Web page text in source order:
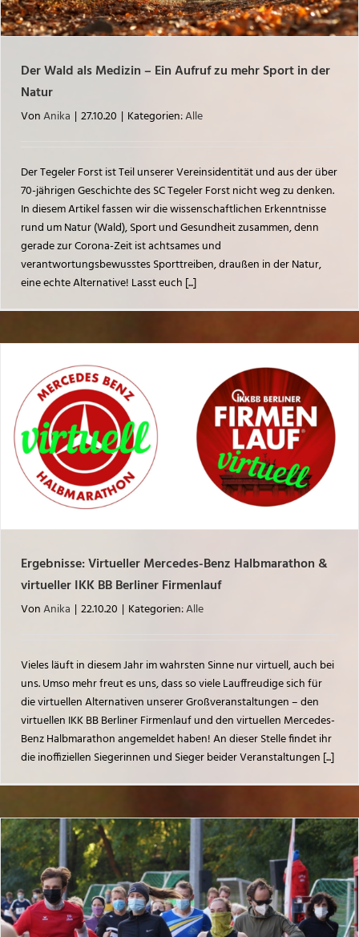
Der Wald als Medizin – Ein Aufruf zu mehr Sport in der
Natur
VonAnika | 27.10.20 | Kategorien:Alle
Der Tegeler Forst ist Teil unserer Vereinsidentität und aus der über
70-jährigen Geschichte des SC Tegeler Forst nicht weg zu denken.
In diesem Artikel fassen wir die wissenschaftlichen Erkenntnisse
rund um Natur (Wald), Sport und Gesundheit zusammen, denn
gerade zur Corona-Zeit ist achtsames und
verantwortungsbewusstes Sporttreiben, draußen in der Natur,
eine echte Alternative! Lasst euch [...]
Ergebnisse: Virtueller Mercedes-Benz Halbmarathon &
virtueller IKK BB Berliner Firmenlauf
VonAnika | 22.10.20 | Kategorien:Alle
Vieles läuft in diesem Jahr im wahrsten Sinne nur virtuell, auch bei
uns. Umso mehr freut es uns, dass so viele Lauffreudige sich für
die virtuellen Alternativen unserer Großveranstaltungen – den
virtuellen IKK BB Berliner Firmenlauf und den virtuellen Mercedes-
Benz Halbmarathon angemeldet haben! An dieser Stelle findet ihr
die inoffiziellen Siegerinnen und Sieger beider Veranstaltungen [...]